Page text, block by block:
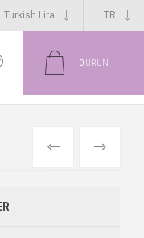
0 ÜRÜN
ÖNCEKISONRAKI